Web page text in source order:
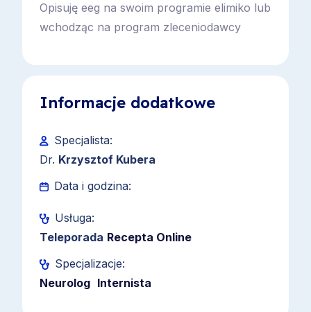
Opisuję eeg na swoim programie elimiko lub
wchodząc na program zleceniodawcy
Informacje dodatkowe
Specjalista:
Dr. Krzysztof Kubera
Data i godzina:
Usługa:
Teleporada Recepta Online
Specjalizacje:
Neurolog Internista